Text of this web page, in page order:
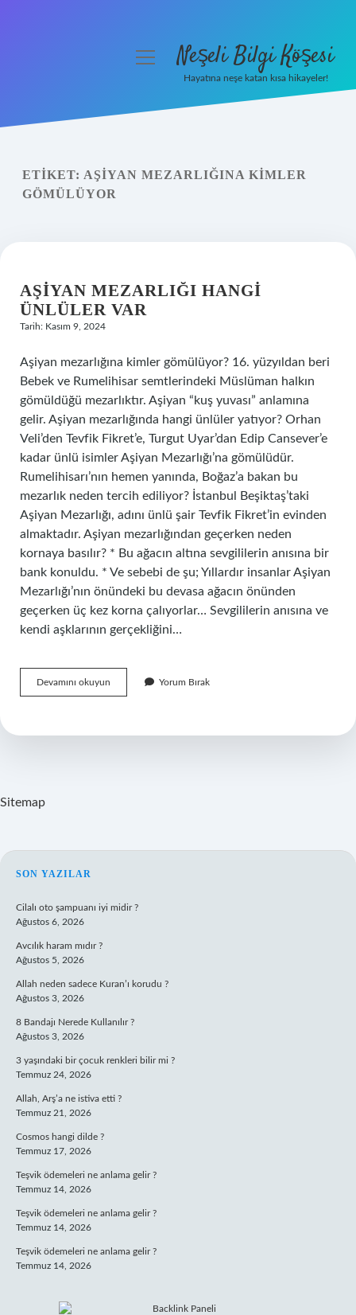
Yasal Uyarı
menüyüNeşeli Bilgi Köşesi
Hayatına neşe katan kısa hikayeler!
ETIKET: AŞIYAN MEZARLIĞINA KIMLER
GÖMÜLÜYOR
AŞIYAN MEZARLIĞI HANGI
ÜNLÜLER VAR
Tarih: Kasım 9, 2024
Aşiyan mezarlığına kimler gömülüyor? 16. yüzyıldan beri
Bebek ve Rumelihisar semtlerindeki Müslüman halkın
gömüldüğü mezarlıktır. Aşiyan “kuş yuvası” anlamına
gelir. Aşiyan mezarlığında hangi ünlüler yatıyor? Orhan
Veli’den Tevfik Fikret’e, Turgut Uyar’dan Edip Cansever’e
kadar ünlü isimler Aşiyan Mezarlığı’na gömülüdür.
Rumelihisarı’nın hemen yanında, Boğaz’a bakan bu
mezarlık neden tercih ediliyor? İstanbul Beşiktaş’taki
Aşiyan Mezarlığı, adını ünlü şair Tevfik Fikret’in evinden
almaktadır. Aşiyan mezarlığından geçerken neden
kornaya basılır? * Bu ağacın altına sevgililerin anısına bir
bank konuldu. * Ve sebebi de şu; Yıllardır insanlar Aşiyan
Mezarlığı’nın önündeki bu devasa ağacın önünden
geçerken üç kez korna çalıyorlar… Sevgililerin anısına ve
kendi aşklarının gerçekliğini…
Devamını okuyun
Mezarlığı
Var
Yorum Bırak
Sitemap
SIDEBAR
SON YAZILAR
Cilalı oto şampuanı iyi midir ?
Ağustos 6, 2026
Avcılık haram mıdır ?
Ağustos 5, 2026
Allah neden sadece Kuran’ı korudu ?
Ağustos 3, 2026
8 Bandajı Nerede Kullanılır ?
Ağustos 3, 2026
3 yaşındaki bir çocuk renkleri bilir mi ?
Temmuz 24, 2026
Allah, Arş’a ne istiva etti ?
Temmuz 21, 2026
Cosmos hangi dilde ?
Temmuz 17, 2026
Teşvik ödemeleri ne anlama gelir ?
Temmuz 14, 2026
Teşvik ödemeleri ne anlama gelir ?
Temmuz 14, 2026
Teşvik ödemeleri ne anlama gelir ?
Temmuz 14, 2026